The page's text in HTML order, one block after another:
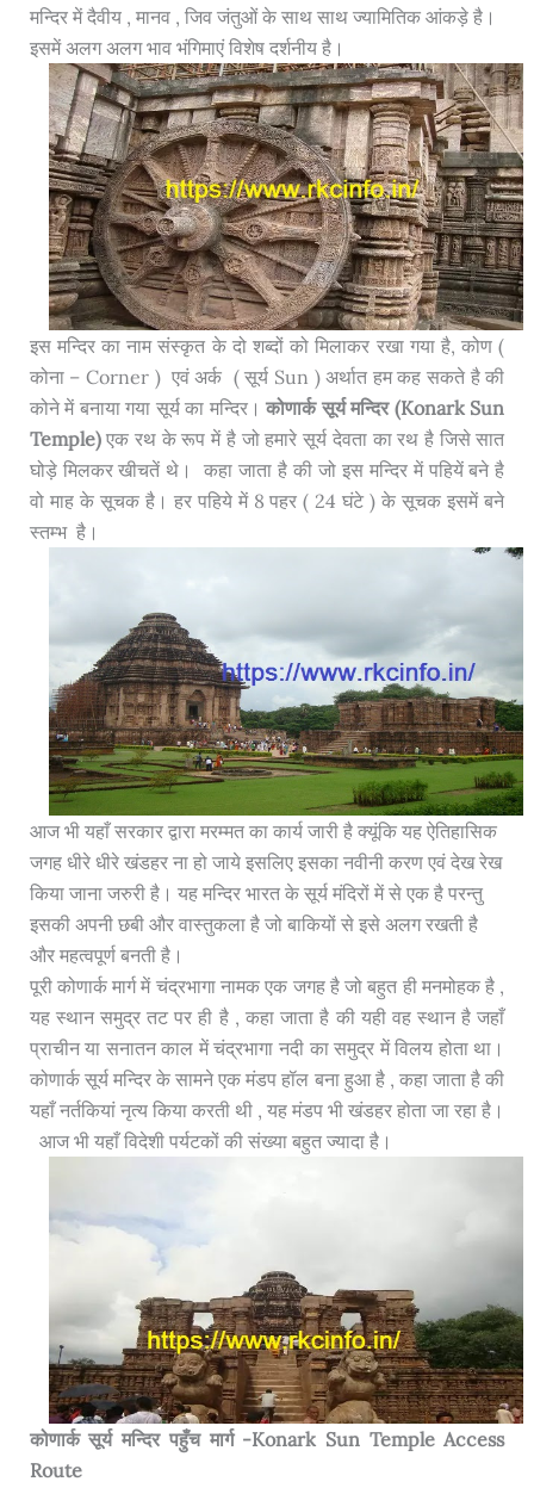
मन्दिर में दैवीय , मानव , जिव जंतुओं के साथ साथ ज्यामितिक आंकड़े है।
इसमें अलग अलग भाव भंगिमाएं विशेष दर्शनीय है।
इस मन्दिर का नाम संस्कृत के दो शब्दों को मिलाकर रखा गया है, कोण (
कोना – Corner ) एवं अर्क ( सूर्य Sun ) अर्थात हम कह सकते है की
कोने में बनाया गया सूर्य का मन्दिर।कोणार्क सूर्य मन्दिर (Konark Sun
Temple)एक रथ के रूप में है जो हमारे सूर्य देवता का रथ है जिसे सात
घोड़े मिलकर खीचतें थे। कहा जाता है की जो इस मन्दिर में पहियें बने है
वो माह के सूचक है। हर पहिये में 8 पहर ( 24 घंटे ) के सूचक इसमें बने
स्तम्भ है।
आज भी यहाँ सरकार द्वारा मरम्मत का कार्य जारी है क्यूंकि यह ऐतिहासिक
जगह धीरे धीरे खंडहर ना हो जाये इसलिए इसका नवीनी करण एवं देख रेख
किया जाना जरुरी है। यह मन्दिर भारत के सूर्य मंदिरों में से एक है परन्तु
इसकी अपनी छबी और वास्तुकला है जो बाकियों से इसे अलग रखती है
और महत्वपूर्ण बनती है।
पूरी कोणार्क मार्ग में चंद्रभागा नामक एक जगह है जो बहुत ही मनमोहक है ,
यह स्थान समुद्र तट पर ही है , कहा जाता है की यही वह स्थान है जहाँ
प्राचीन या सनातन काल में चंद्रभागा नदी का समुद्र में विलय होता था।
कोणार्क सूर्य मन्दिर के सामने एक मंडप हॉल बना हुआ है , कहा जाता है की
यहाँ नर्तकियां नृत्य किया करती थी , यह मंडप भी खंडहर होता जा रहा है।
आज भी यहाँ विदेशी पर्यटकों की संख्या बहुत ज्यादा है।
कोणार्क सूर्य मन्दिर पहुँच मार्ग -Konark Sun Temple Access
Route